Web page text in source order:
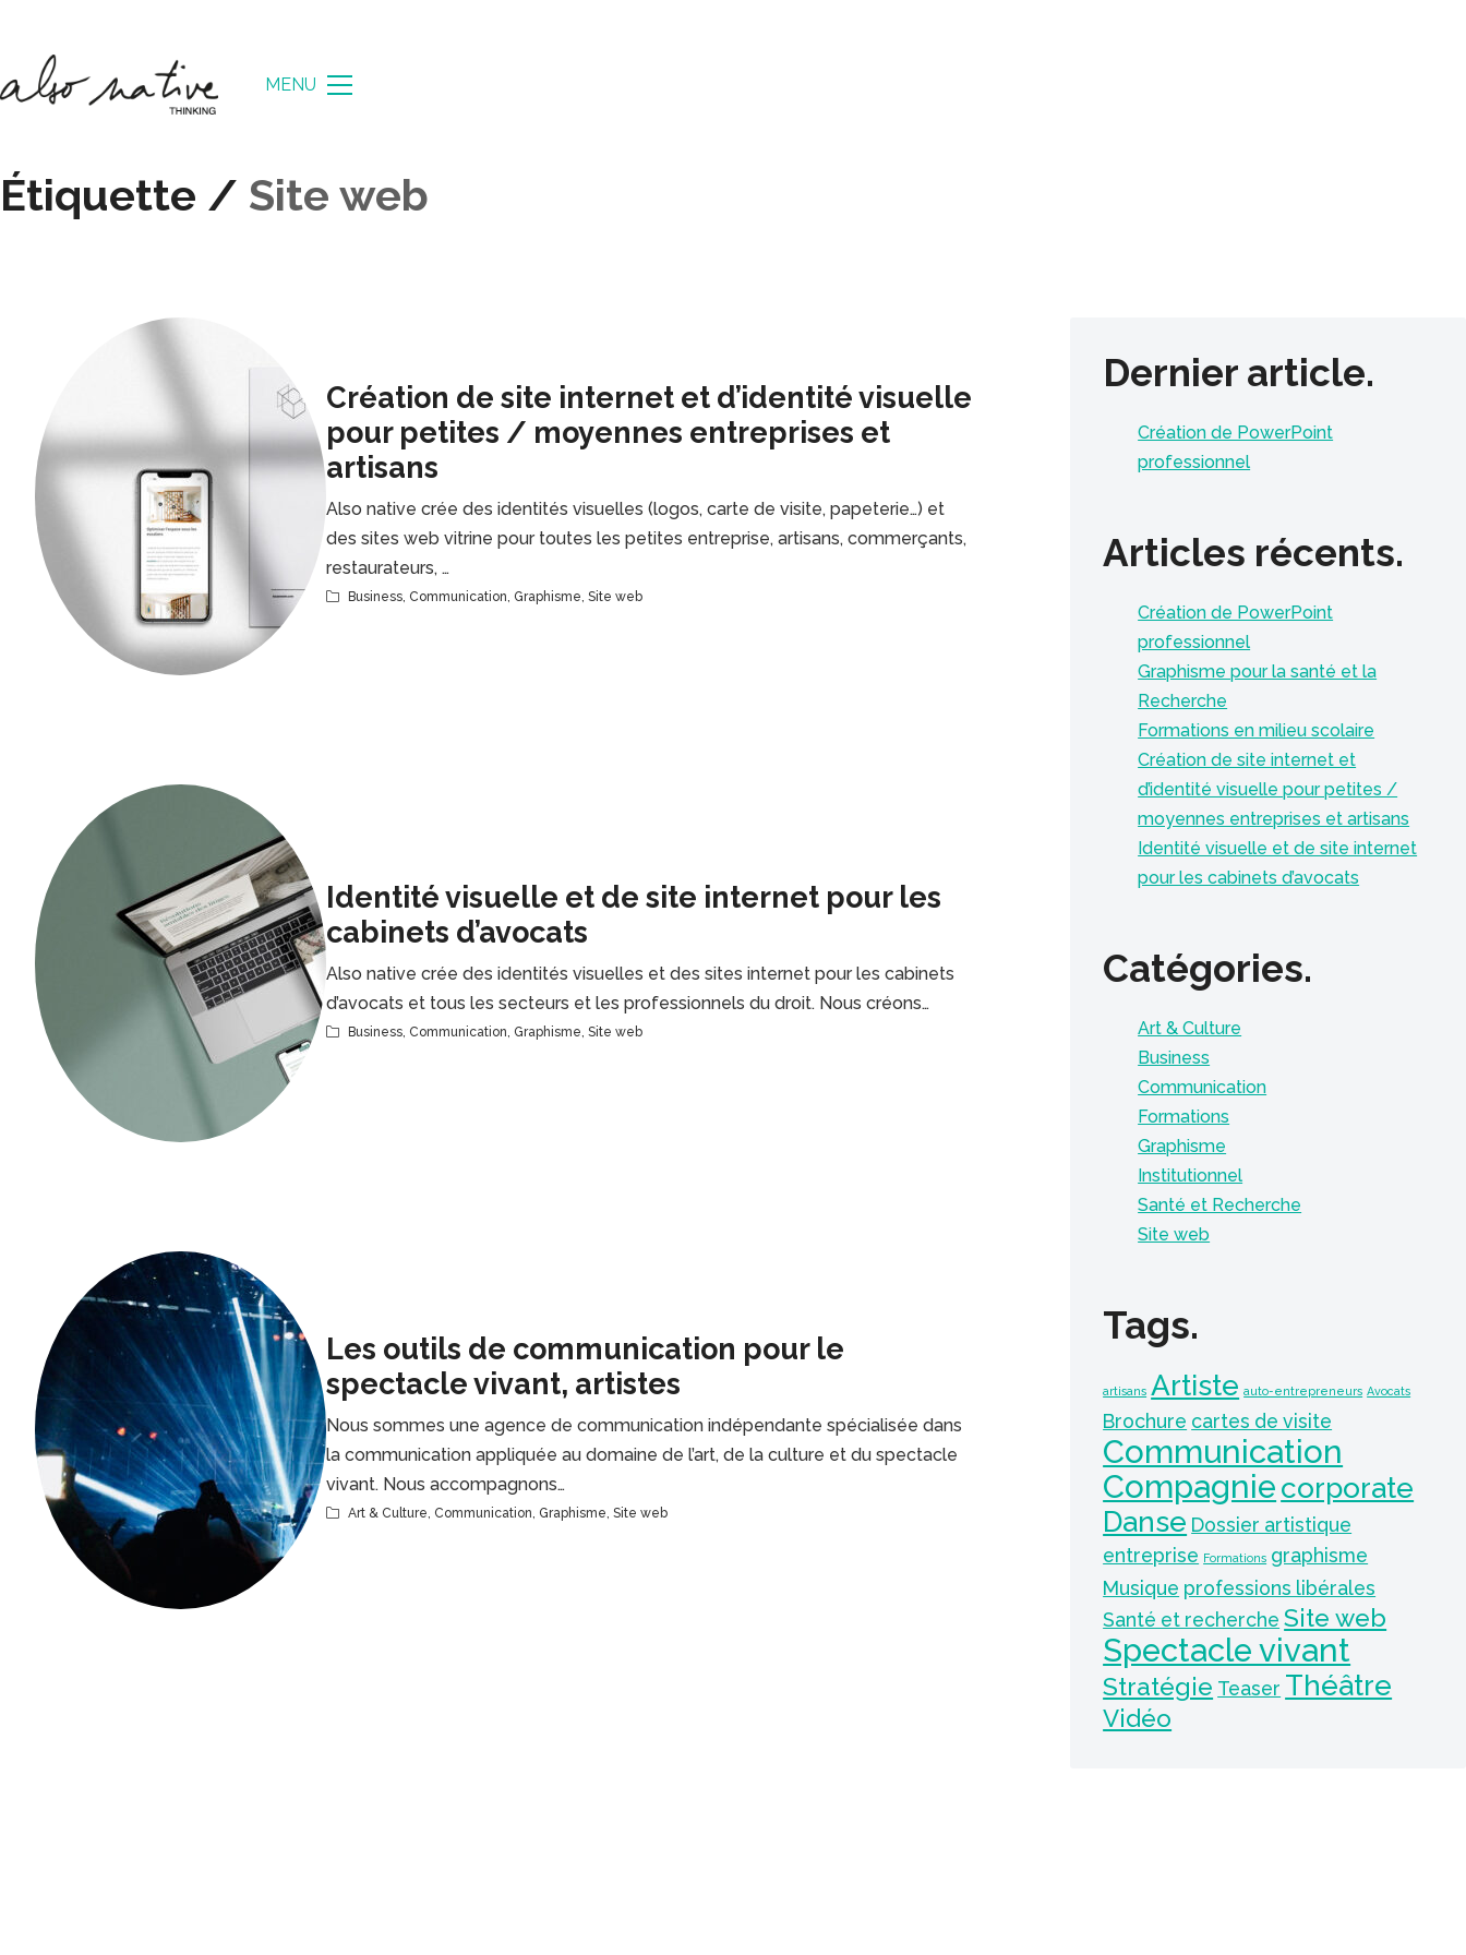
MENU
Étiquette / Site web
Création de site internet et d’identité visuelle
pour petites / moyennes entreprises et
artisans
Also native crée des identités visuelles (logos, carte de visite, papeterie…) et
des sites web vitrine pour toutes les petites entreprise, artisans, commerçants,
restaurateurs, …
Business, Communication, Graphisme,Site web
Identité visuelle et de site internet pour les
cabinets d’avocats
Also native crée des identités visuelles et des sites internet pour les cabinets
d’avocats et tous les secteurs et les professionnels du droit. Nous créons…
Business Communication Graphisme ,Site web
Les outils de communication pour le
spectacle vivant, artistes
Nous sommes une agence de communication indépendante spécialisée dans
la communication appliquée au domaine de l’art, de la culture et du spectacle
vivant. Nous accompagnons…
Art & Culture, Communication, Graphisme,Site web
Dernier article.
Création de PowerPoint
professionnel
Articles récents.
Création de PowerPoint
professionnel
Graphisme pour la santé et la
Recherche
Formations en milieu scolaire
Création de site internet et
d’identité visuelle pour petites /
moyennes entreprises et artisans
Identité visuelle et de site internet
pour les cabinets d’avocats
Catégories.
Art & Culture
Business
Communication
Formations
Graphisme
Institutionnel
Santé et Recherche
Site web
Tags.
artisans Artiste auto-entrepreneurs Avocats
Brochure cartes de visite
Communication
Compagniecorporate
Danse Dossier artistique
entreprise Formations graphisme
Musique professions libérales
Santé et recherche Site web
Spectacle vivant
Stratégie Teaser Théâtre
Vidéo